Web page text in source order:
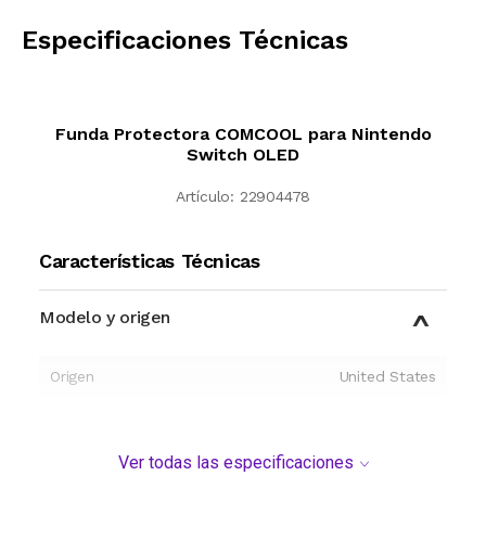
Especificaciones Técnicas
Funda Protectora COMCOOL para Nintendo
Switch OLED
Artículo: 22904478
Características Técnicas
Modelo y origen
Origen United States
Ver todas las especificaciones